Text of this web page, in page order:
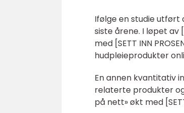
Ifølge en studie utført
siste årene. I løpet av
med [SETT INN
hudpleieprodukter
En annen kvantitativ
relaterte produkter og
på nett» økt med